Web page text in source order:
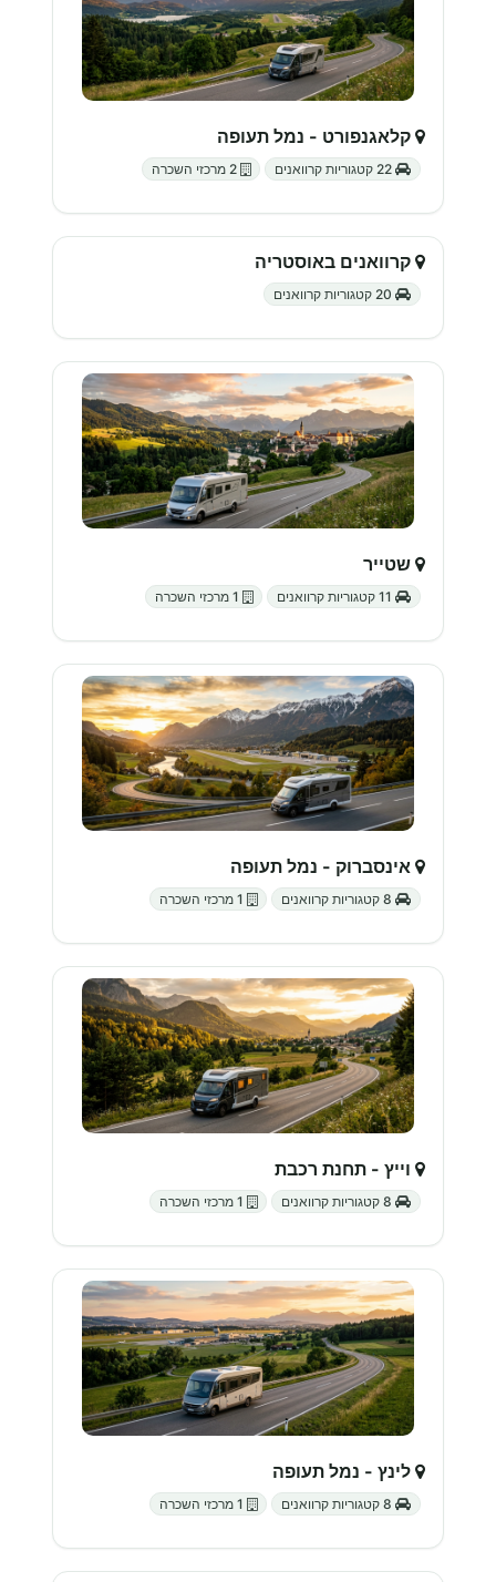
קלאגנפורט - נמל תעופה
קרוואנים באוסטריה
שטייר
אינסברוק - נמל תעופה
וייץ - תחנת רכבת
לינץ - נמל תעופה